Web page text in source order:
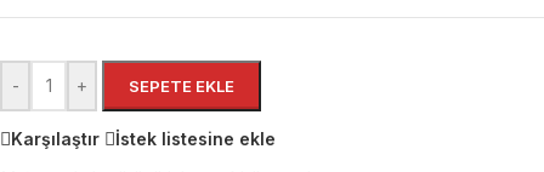
- + SEPETE EKLE
Karşılaştır
İstek listesine ekle